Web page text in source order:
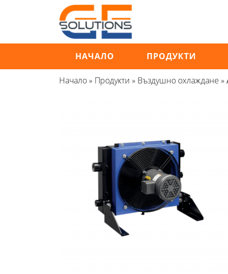
НАЧАЛО ПРОДУКТИ
Начало» Продукти » Въздушно охлаждане »